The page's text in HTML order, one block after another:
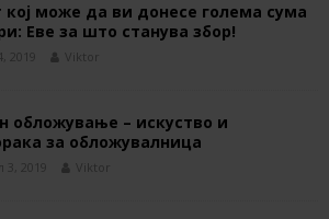
кој може да ви донесе голема сума
Еве за што станува збор!
2019 Viktor
обложување – искуство и
за обложувалница
3, 2019 Viktor